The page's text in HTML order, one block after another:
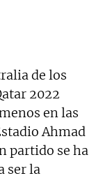
de los
2022
en las
Ahmad
partido se ha
ser la